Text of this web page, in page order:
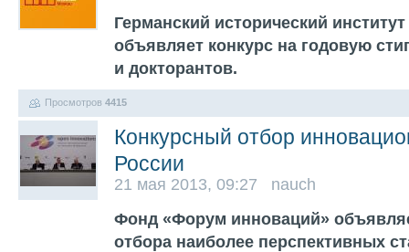
Германский исторический
объявляет конкурс на годовую
и докторантов.
Просмотров 4415
Конкурсный отбор
России
21 мая 2013, 09:27 nauch
Фонд «Форум инноваций»
отбора наиболее перспективных